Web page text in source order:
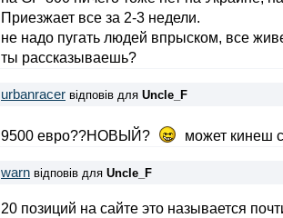
Приезжает все за 2-3 недели.
не надо пугать людей впрыском, все
ты рассказываешь?
urbanracer відповів для Uncle_F
9500 евро??НОВЫЙ? может кинеш
warn відповів для Uncle_F
20 позиций на сайте это называется